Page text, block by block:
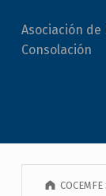
Asociación
Consolación